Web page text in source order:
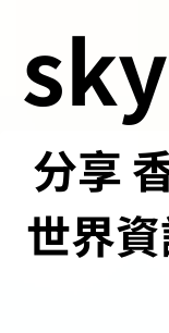
分享
世界